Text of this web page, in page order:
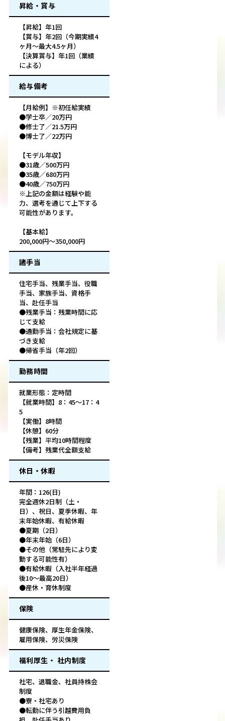
昇給・賞与
【昇給】年1回
【賞与】年2回（今期実績4
ヶ月～最大4.5ヶ月）
【決算賞与】年1回（業績
による）
給与備考
【月給例】※初任給実績
●学士卒／20万円
●修士了／21.5万円
●博士了／22万円
【モデル年収】
●31歳／500万円
●35歳／680万円
●40歳／750万円
※上記の金額は経験や能
力、選考を通じて上下する
可能性があります。
【基本給】
200,000円～350,000円
諸手当
住宅手当、残業手当、役職
手当、家族手当、資格手
当、赴任手当
●残業手当：残業時間に応
じて支給
●通勤手当：会社規定に基
づき支給
●帰省手当（年2回）
勤務時間
就業形態：定時間
【就業時間】8：45～17：4
5
【実働】8時間
【休憩】60分
【残業】平均10時間程度
【備考】残業代全額支給
休日・休暇
年間：126(日)
完全週休2日制（土・
日）、祝日、夏季休暇、年
末年始休暇、有給休暇
●夏期（2日）
●年末年始（6日）
●その他（常駐先により変
動する可能性有）
●有給休暇（入社半年経過
後10～最高20日）
●産休・育休制度
保険
健康保険、厚生年金保険、
雇用保険、労災保険
福利厚生・ 社内制度
社宅、退職金、社員持株会
制度
●寮・社宅あり
●転勤に伴う引越費用負